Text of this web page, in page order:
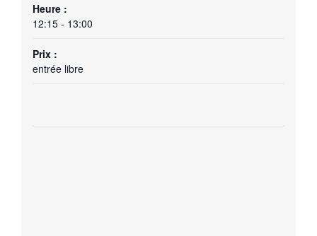
Heure :
12:15 - 13:00
Prix :
entrée libre